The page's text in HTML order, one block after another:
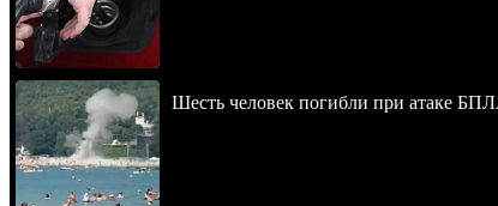
Шесть человек погибли при атаке